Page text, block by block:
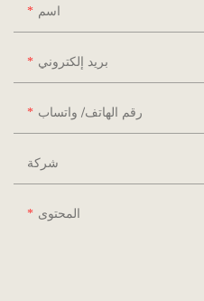
اسم
بريد إلكتروني
رقم الهاتف/ واتساب
شركة
المحتوى